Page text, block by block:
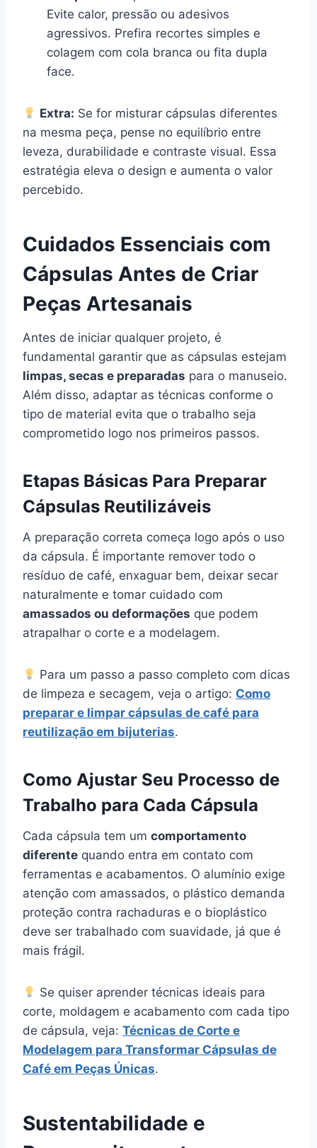
Evite calor, pressão ou adesivos
agressivos. Prefira recortes simples e
colagem com cola branca ou fita dupla
face.
Extra: Se for misturar cápsulas diferentes
na mesma peça, pense no equilíbrio entre
leveza, durabilidade e contraste visual. Essa
estratégia eleva o design e aumenta o valor
percebido.
Cuidados Essenciais com
Cápsulas Antes de Criar
Peças Artesanais
Antes de iniciar qualquer projeto, é
fundamental garantir que as cápsulas estejam
limpas, secas e preparadas para o manuseio.
Além disso, adaptar as técnicas conforme o
tipo de material evita que o trabalho seja
comprometido logo nos primeiros passos.
Etapas Básicas Para Preparar
Cápsulas Reutilizáveis
A preparação correta começa logo após o uso
da cápsula. É importante remover todo o
resíduo de café, enxaguar bem, deixar secar
naturalmente e tomar cuidado com
amassados ou deformações que podem
atrapalhar o corte e a modelagem.
Para um passo a passo completo com dicas
de limpeza e secagem, veja o artigo: Como
preparar e limpar cápsulas de café para
reutilização em bijuterias.
Como Ajustar Seu Processo de
Trabalho para Cada Cápsula
Cada cápsula tem um comportamento
diferente quando entra em contato com
ferramentas e acabamentos. O alumínio exige
atenção com amassados, o plástico demanda
proteção contra rachaduras e o bioplástico
deve ser trabalhado com suavidade, já que é
mais frágil.
Se quiser aprender técnicas ideais para
corte, moldagem e acabamento com cada tipo
de cápsula, veja: Técnicas de Corte e
Modelagem para Transformar Cápsulas de
Café em Peças Únicas.
Sustentabilidade e